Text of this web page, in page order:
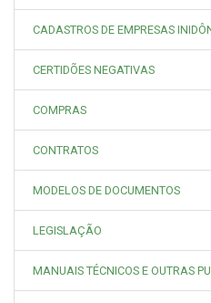
CADASTROS DE EMPRESAS
CERTIDÕES NEGATIVAS
COMPRAS
CONTRATOS
MODELOS DE DOCUMENTOS
LEGISLAÇÃO
MANUAIS TÉCNICOS E OUTRAS